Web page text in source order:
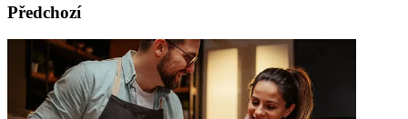
Předchozí